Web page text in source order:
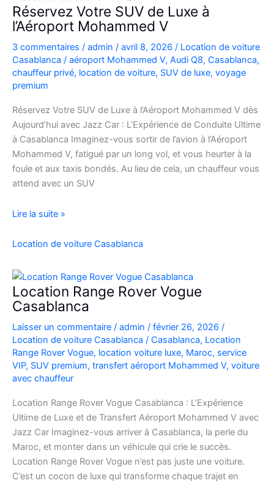
500
:
pratiques
et
bons
Réservez Votre SUV de Luxe à
l’Aéroport Mohammed V
3 commentaires / admin / avril 8, 2026 / Location de voiture
Casablanca / aéroport Mohammed V, Audi Q8, Casablanca,
chauffeur privé, location de voiture, SUV de luxe, voyage
premium
Réservez Votre SUV de Luxe à l’Aéroport Mohammed V dès
Aujourd’hui avec Jazz Car : L’Expérience de Conduite Ultime
à Casablanca Imaginez-vous sortir de l’avion à l’Aéroport
Mohammed V, fatigué par un long vol, et vous heurter à la
foule et aux taxis bondés. Au lieu de cela, un chauffeur vous
attend avec un SUV
Réservez
SUV
Luxe
à
l’Aéroport
V
Lire la suite »
Location de voiture Casablanca
Location Range Rover Vogue
Casablanca
Laisser un commentaire / admin / février 26, 2026 /
Location de voiture Casablanca / Casablanca, Location
Range Rover Vogue, location voiture luxe, Maroc, service
VIP, SUV premium, transfert aéroport Mohammed V, voiture
avec chauffeur
Location Range Rover Vogue Casablanca : L’Expérience
Ultime de Luxe et de Transfert Aéroport Mohammed V avec
Jazz Car Imaginez-vous arriver à Casablanca, la perle du
Maroc, et monter dans un véhicule qui crie le succès.
Location Range Rover Vogue n’est pas juste une voiture.
C’est un cocon de luxe qui transforme chaque trajet en